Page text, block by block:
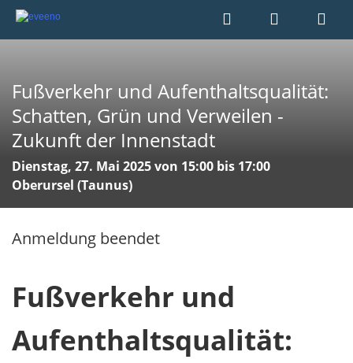
Fußverkehr und Aufenthaltsqualität:
Schatten, Grün und Verweilen -
Zukunft der Innenstadt
Dienstag, 27. Mai 2025 von 15:00 bis 17:00
Oberursel (Taunus)
Anmeldung beendet
Fußverkehr und
Aufenthaltsqualität: